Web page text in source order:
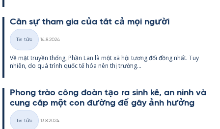
Cần sự tham gia của tất cả mọi người
Thể
loại
Tin tức
14.8.2024
Về mặt tru­yền thống, Phần Lan là một xã hội tương đối đồng nhất. Tuy
nhiên, do quá trình quốc tế hóa nên thị trường...
Phong trào công đoàn tạo ra sinh kế, an ninh và
cung cấp một con đường để gây ảnh hưởng
Thể
Tin tức
13.8.2024